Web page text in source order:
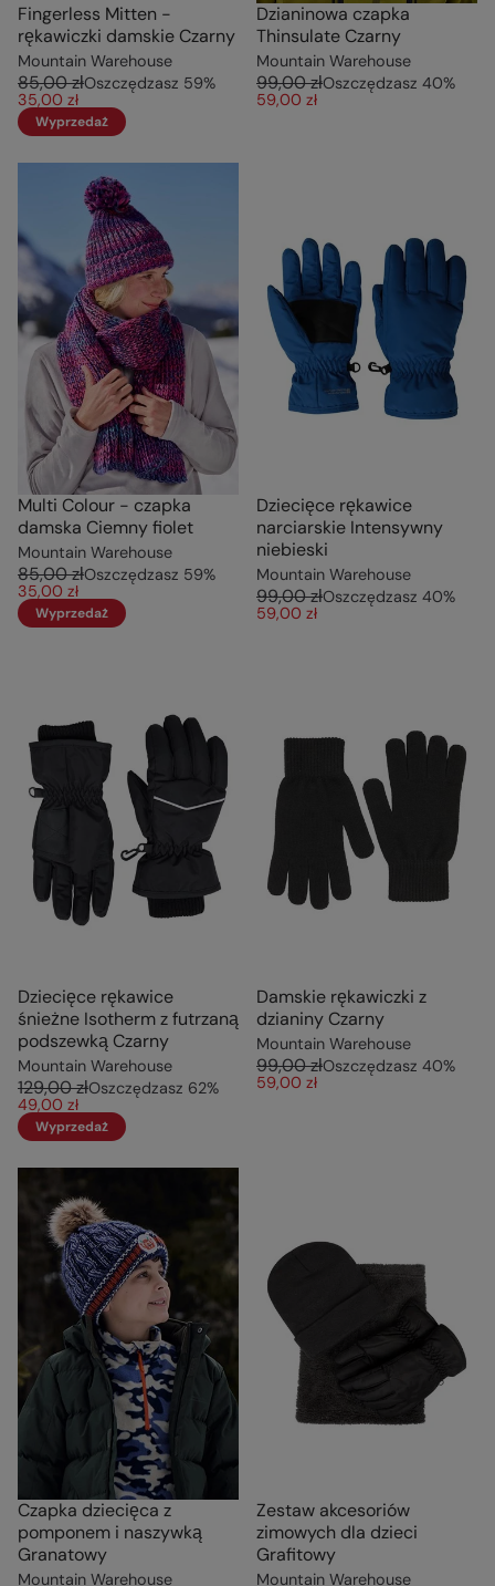
Fingerless Mitten -
rękawiczki damskie Czarny
Mountain Warehouse
85,00 złOszczędzasz 59%
35,00 zł
Wyprzedaż
Dzianinowa czapka
Thinsulate Czarny
Mountain Warehouse
99,00 złOszczędzasz 40%
59,00 zł
Multi Colour - czapka
damska Ciemny fiolet
Mountain Warehouse
85,00 złOszczędzasz 59%
35,00 zł
Wyprzedaż
Dziecięce rękawice
narciarskie Intensywny
niebieski
Mountain Warehouse
99,00 złOszczędzasz 40%
59,00 zł
Dziecięce rękawice
śnieżne Isotherm z futrzaną
podszewką Czarny
Mountain Warehouse
129,00 złOszczędzasz 62%
49,00 zł
Wyprzedaż
Damskie rękawiczki z
dzianiny Czarny
Mountain Warehouse
99,00 złOszczędzasz 40%
59,00 zł
Czapka dziecięca z
pomponem i naszywką
Granatowy
Mountain Warehouse
Zestaw akcesoriów
zimowych dla dzieci
Grafitowy
Mountain Warehouse